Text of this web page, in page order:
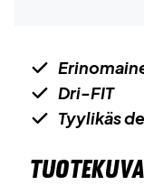
Dri-FIT
Tyylikäs